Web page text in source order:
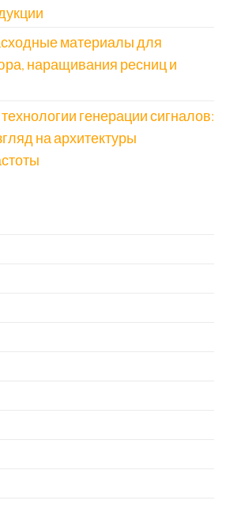
материалы для
наращивания ресниц и
генерации сигналов:
на архитектуры